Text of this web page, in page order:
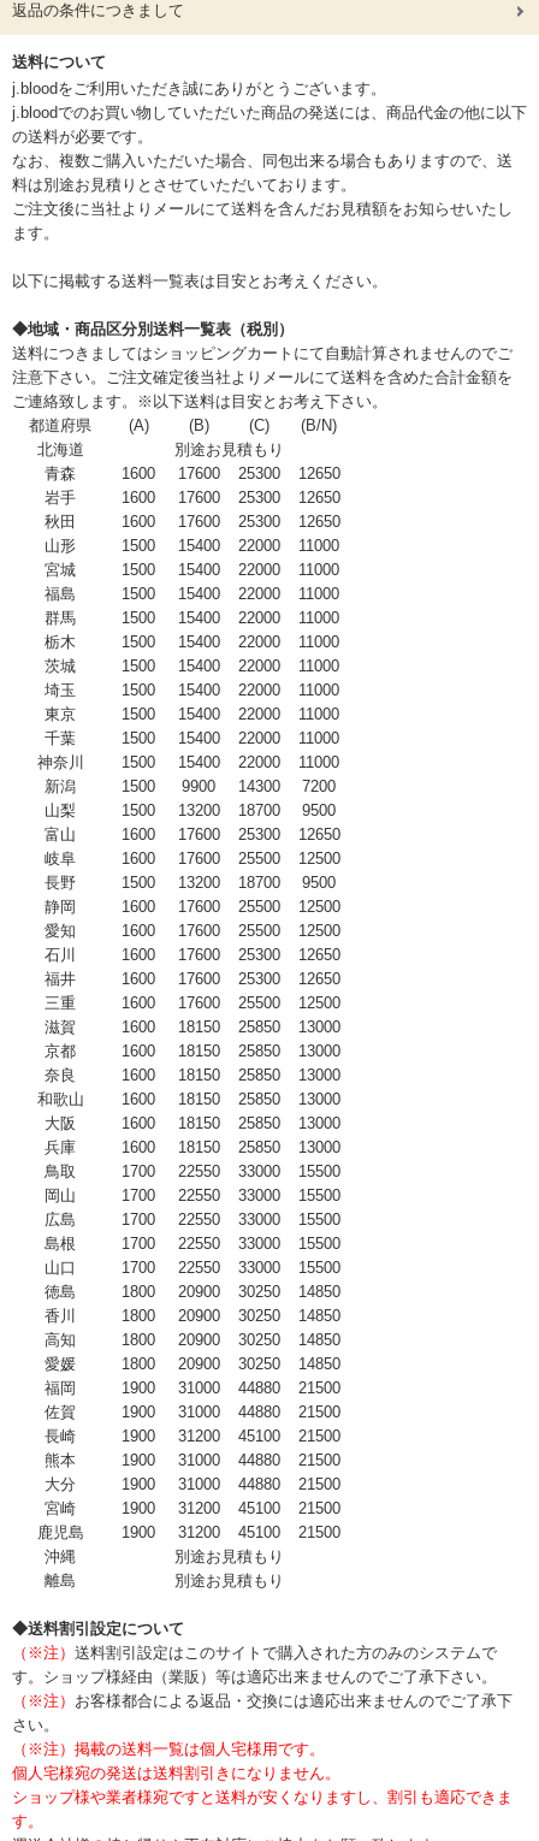
返品の条件につきまして
送料について
j.bloodをご利用いただき誠にありがとうございます。
j.bloodでのお買い物していただいた商品の発送には、商品代金の他に以下
の送料が必要です。
なお、複数ご購入いただいた場合、同包出来る場合もありますので、送
料は別途お見積りとさせていただいております。
ご注文後に当社よりメールにて送料を含んだお見積額をお知らせいたし
ます。
以下に掲載する送料一覧表は目安とお考えください。
◆地域・商品区分別送料一覧表（税別）
送料につきましてはショッピングカートにて自動計算されませんのでご
注意下さい。ご注文確定後当社よりメールにて送料を含めた合計金額を
ご連絡致します。※以下送料は目安とお考え下さい。
都道府県
(A) (B) (C)
(B/N)
北海道
別途お見積もり
青森
1600 17600 25300
12650
岩手
1600 17600 25300
12650
秋田
1600 17600 25300
12650
山形
1500 15400 22000
11000
宮城
1500 15400 22000
11000
福島
1500 15400 22000
11000
群馬
1500 15400 22000
11000
栃木
1500 15400 22000
11000
茨城
1500 15400 22000
11000
埼玉
1500 15400 22000
11000
東京
1500 15400 22000
11000
千葉
1500 15400 22000
11000
神奈川
1500 15400 22000
11000
新潟
1500 9900 14300
7200
山梨
1500 13200 18700
9500
富山
1600 17600 25300
12650
岐阜
1600 17600 25500
12500
長野
1500 13200 18700
9500
静岡
1600 17600 25500
12500
愛知
1600 17600 25500
12500
石川
1600 17600 25300
12650
福井
1600 17600 25300
12650
三重
1600 17600 25500
12500
滋賀
1600 18150 25850
13000
京都
1600 18150 25850
13000
奈良
1600 18150 25850
13000
和歌山
1600 18150 25850
13000
大阪
1600 18150 25850
13000
兵庫
1600 18150 25850
13000
鳥取
1700 22550 33000
15500
岡山
1700 22550 33000
15500
広島
1700 22550 33000
15500
島根
1700 22550 33000
15500
山口
1700 22550 33000
15500
徳島
1800 20900 30250
14850
香川
1800 20900 30250
14850
高知
1800 20900 30250
14850
愛媛
1800 20900 30250
14850
福岡
1900 31000 44880
21500
佐賀
1900 31000 44880
21500
長崎
1900 31200 45100
21500
熊本
1900 31000 44880
21500
大分
1900 31000 44880
21500
宮崎
1900 31200 45100
21500
鹿児島
1900 31200 45100
21500
沖縄
別途お見積もり
離島
別途お見積もり
◆送料割引設定について
（※注） 送料割引設定はこのサイトで購入された方のみのシステムで
す。ショップ様経由（業販）等は適応出来ませんのでご了承下さい。
（※注） お客様都合による返品・交換には適応出来ませんのでご了承下
さい。
（※注）掲載の送料一覧は個人宅様用です。
個人宅様宛の発送は送料割引きになりません。
ショップ様や業者様宛ですと送料が安くなりますし、割引も適応できま
す。